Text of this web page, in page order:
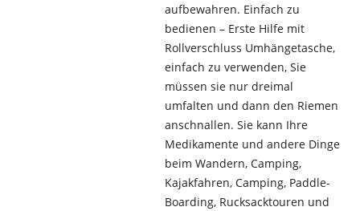
aufbewahren. Einfach zu
bedienen – Erste Hilfe mit
Rollverschluss Umhängetasche,
einfach zu verwenden, Sie
müssen sie nur dreimal
umfalten und dann den Riemen
anschnallen. Sie kann Ihre
Medikamente und andere Dinge
beim Wandern, Camping,
Kajakfahren, Camping, Paddle-
Boarding, Rucksacktouren und